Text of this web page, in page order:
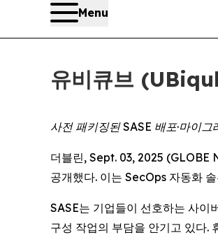
Menu
유비큐브
사전 패키징된 SASE 배포·마이
더블린, Sept. 03, 2025 (GLOBE
공개했다. 이는 SecOps 자동화
SASE는 기업들이 선호하는 사
구성 작업의 부담을 안기고 있다.